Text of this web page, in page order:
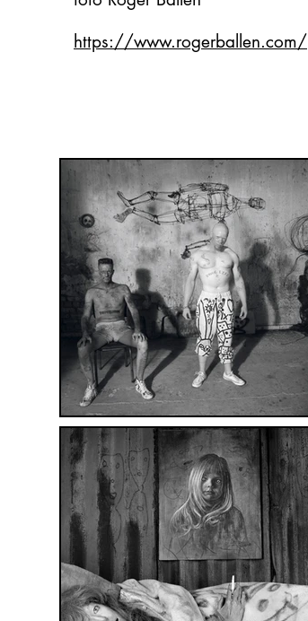
https://www.rogerballen.com/